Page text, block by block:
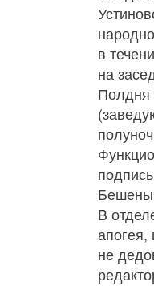
в
на
Полдня
В
апогея,
не